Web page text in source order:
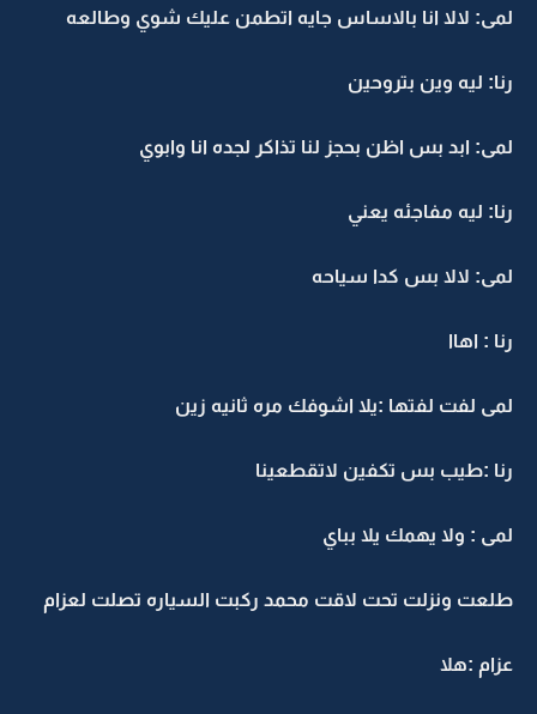
لمى: لالا انا بالاساس جايه اتطمن عليك شوي وطالعه
رنا: ليه وين بتروحين
لمى: ابد بس اظن بحجز لنا تذاكر لجده انا وابوي
رنا: ليه مفاجئه يعني
لمى: لالا بس كدا سياحه
رنا : اهاا
لمى لفت لفتها :يلا اشوفك مره ثانيه زين
رنا :طيب بس تكفين لاتقطعينا
لمى : ولا يهمك يلا بباي
طلعت ونزلت تحت لاقت محمد ركبت السياره تصلت لعزام
عزام :هلا